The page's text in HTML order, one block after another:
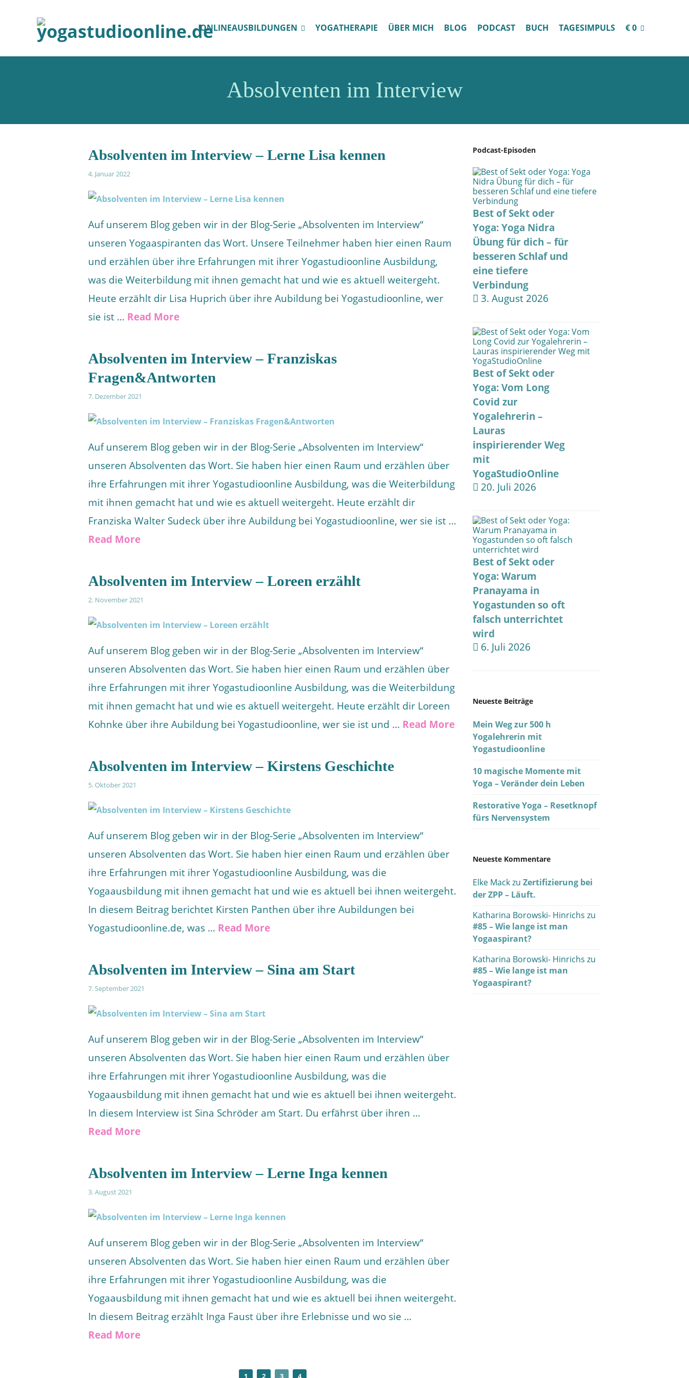
ONLINEAUSBILDUNGEN YOGATHERAPIE ÜBER MICH BLOG PODCAST BUCH TAGESIMPULS € 0
Absolventen im Interview
Absolventen im Interview – Lerne Lisa kennen
4. Januar 2022
Auf unserem Blog geben wir in der Blog-Serie „Absolventen im Interview“
unseren Yogaaspiranten das Wort. Unsere Teilnehmer haben hier einen Raum
und erzählen über ihre Erfahrungen mit ihrer Yogastudioonline Ausbildung,
was die Weiterbildung mit ihnen gemacht hat und wie es aktuell weitergeht.
Heute erzählt dir Lisa Huprich über ihre Aubildung bei Yogastudioonline, wer
sie ist … Read More
Absolventen im Interview – Franziskas
Fragen&Antworten
7. Dezember 2021
Auf unserem Blog geben wir in der Blog-Serie „Absolventen im Interview“
unseren Absolventen das Wort. Sie haben hier einen Raum und erzählen über
ihre Erfahrungen mit ihrer Yogastudioonline Ausbildung, was die Weiterbildung
mit ihnen gemacht hat und wie es aktuell weitergeht. Heute erzählt dir
Franziska Walter Sudeck über ihre Aubildung bei Yogastudioonline, wer sie ist …
Read More
Absolventen im Interview – Loreen erzählt
2. November 2021
Auf unserem Blog geben wir in der Blog-Serie „Absolventen im Interview“
unseren Absolventen das Wort. Sie haben hier einen Raum und erzählen über
ihre Erfahrungen mit ihrer Yogastudioonline Ausbildung, was die Weiterbildung
mit ihnen gemacht hat und wie es aktuell weitergeht. Heute erzählt dir Loreen
Kohnke über ihre Aubildung bei Yogastudioonline, wer sie ist und … Read More
Absolventen im Interview – Kirstens Geschichte
5. Oktober 2021
Auf unserem Blog geben wir in der Blog-Serie „Absolventen im Interview“
unseren Absolventen das Wort. Sie haben hier einen Raum und erzählen über
ihre Erfahrungen mit ihrer Yogastudioonline Ausbildung, was die
Yogaausbildung mit ihnen gemacht hat und wie es aktuell bei ihnen weitergeht.
In diesem Beitrag berichtet Kirsten Panthen über ihre Aubildungen bei
Yogastudioonline.de, was … Read More
Absolventen im Interview – Sina am Start
7. September 2021
Auf unserem Blog geben wir in der Blog-Serie „Absolventen im Interview“
unseren Absolventen das Wort. Sie haben hier einen Raum und erzählen über
ihre Erfahrungen mit ihrer Yogastudioonline Ausbildung, was die
Yogaausbildung mit ihnen gemacht hat und wie es aktuell bei ihnen weitergeht.
In diesem Interview ist Sina Schröder am Start. Du erfährst über ihren …
Read More
Absolventen im Interview – Lerne Inga kennen
3. August 2021
Auf unserem Blog geben wir in der Blog-Serie „Absolventen im Interview“
unseren Absolventen das Wort. Sie haben hier einen Raum und erzählen über
ihre Erfahrungen mit ihrer Yogastudioonline Ausbildung, was die
Yogaausbildung mit ihnen gemacht hat und wie es aktuell bei ihnen weitergeht.
In diesem Beitrag erzählt Inga Faust über ihre Erlebnisse und wo sie …
Read More
1 2 3 4
Podcast-Episoden
Best of Sekt oder
Yoga: Yoga Nidra
Übung für dich – für
besseren Schlaf und
eine tiefere
Verbindung
3. August 2026
Best of Sekt oder
Yoga: Vom Long
Covid zur
Yogalehrerin –
Lauras
inspirierender Weg
mit
YogaStudioOnline
20. Juli 2026
Best of Sekt oder
Yoga: Warum
Pranayama in
Yogastunden so oft
falsch unterrichtet
wird
6. Juli 2026
Neueste Beiträge
Mein Weg zur 500 h
Yogalehrerin mit
Yogastudioonline
10 magische Momente mit
Yoga – Veränder dein Leben
Restorative Yoga – Resetknopf
fürs Nervensystem
Neueste Kommentare
Elke Mackzu Zertifizierung bei
der ZPP – Läuft.
Katharina Borowski- Hinrichs zu
#85 – Wie lange ist man
Yogaaspirant?
Katharina Borowski- Hinrichs zu
#85 – Wie lange ist man
Yogaaspirant?